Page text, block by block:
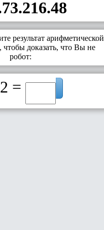
результат арифметической
доказать, что Вы не
робот:
=